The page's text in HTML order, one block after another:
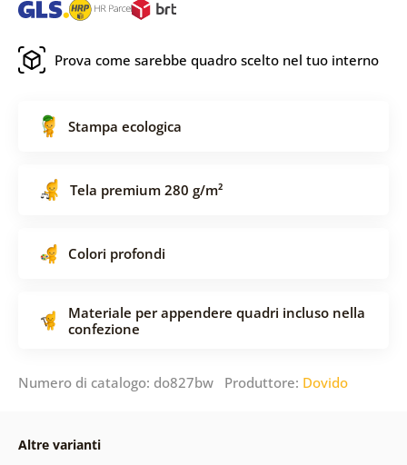
Prova come sarebbe quadro scelto nel tuo interno
Stampa ecologica
Tela premium 280 g/m²
Colori profondi
Materiale per appendere quadri incluso nella
confezione
Numero di catalogo: do827bw Produttore: Dovido
Altre varianti